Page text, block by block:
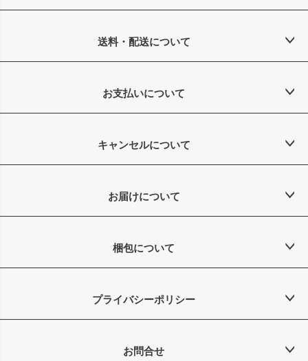
送料・配送について
お支払いについて
キャンセルについて
お届けについて
梱包について
プライバシーポリシー
お問合せ